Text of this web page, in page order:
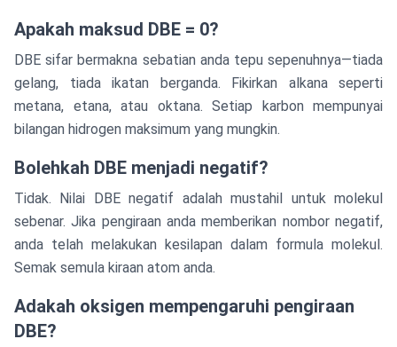
Apakah maksud DBE = 0?
DBE sifar bermakna sebatian anda tepu sepenuhnya—tiada
gelang, tiada ikatan berganda. Fikirkan alkana seperti
metana, etana, atau oktana. Setiap karbon mempunyai
bilangan hidrogen maksimum yang mungkin.
Bolehkah DBE menjadi negatif?
Tidak. Nilai DBE negatif adalah mustahil untuk molekul
sebenar. Jika pengiraan anda memberikan nombor negatif,
anda telah melakukan kesilapan dalam formula molekul.
Semak semula kiraan atom anda.
Adakah oksigen mempengaruhi pengiraan
DBE?